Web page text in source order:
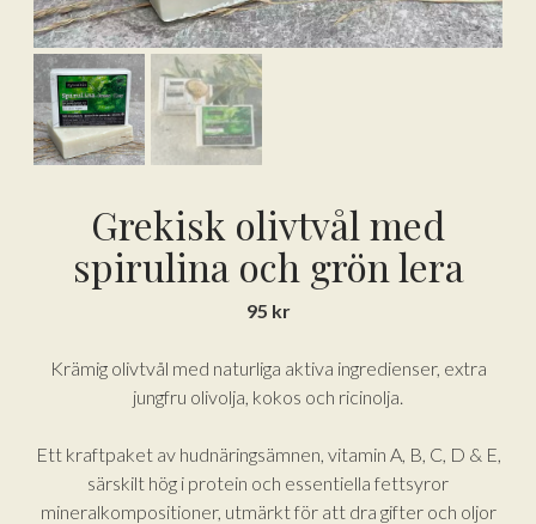
Grekisk olivtvål med
spirulina och grön lera
95 kr
Krämig olivtvål med naturliga aktiva ingredienser, extra
jungfru olivolja, kokos och ricinolja.
Ett kraftpaket av hudnäringsämnen, vitamin A, B, C, D & E,
särskilt hög i protein och essentiella fettsyror
mineralkompositioner, utmärkt för att dra gifter och oljor